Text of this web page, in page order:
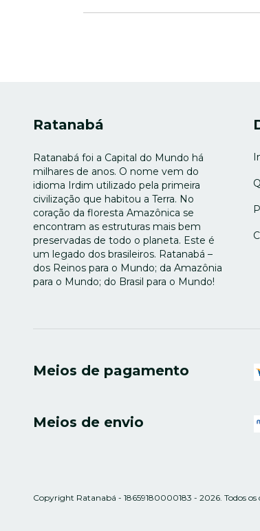
Ratanabá
Ratanabá foi a Capital do Mundo há
milhares de anos. O nome vem do
idioma Irdim utilizado pela primeira
civilização que habitou a Terra. No
coração da floresta Amazônica se
encontram as estruturas mais bem
preservadas de todo o planeta. Este é
um legado dos brasileiros. Ratanabá –
dos Reinos para o Mundo; da Amazônia
para o Mundo; do Brasil para o Mundo!
Meios de pagamento
Meios de envio
Copyright Ratanabá - 18659180000183 - 2026. Todos os